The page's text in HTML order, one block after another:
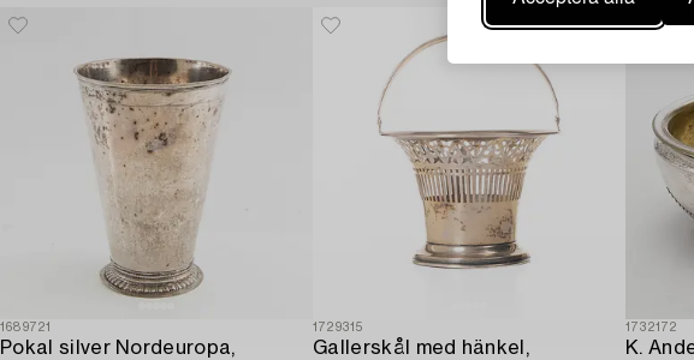
1689721
Pokal silver Nordeuropa,
1729315
Gallerskål med hänkel,
1732172
K.